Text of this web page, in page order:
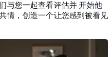
与您一起查看评估并 开始他
情，创造一个让您感到被看见